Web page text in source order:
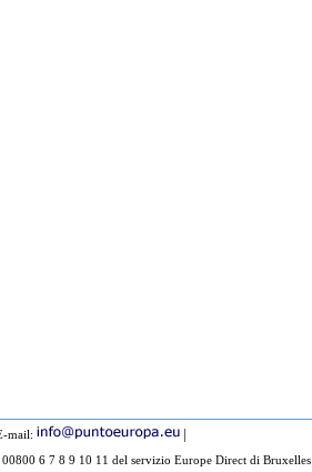
mail: |
6 7 8 9 10 11 del servizio Europe Direct di Bruxelles